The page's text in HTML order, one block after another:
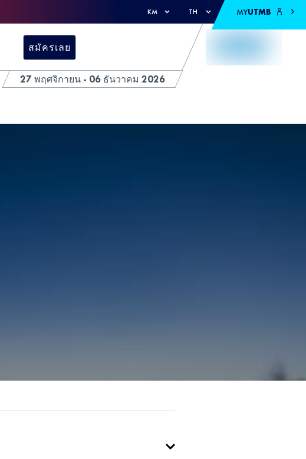
KM TH MYUTMB
27 พฤศจิกายน - 06 ธันวาคม 2026
สมัครเลย